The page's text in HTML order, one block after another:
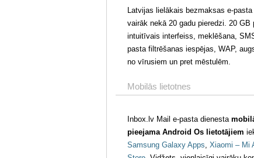
Latvijas lielākais bezmaksas e-
vairāk nekā 20 gadu pieredzi. 20 GB
intuitīvais interfeiss, meklēšana,
pasta filtrēšanas iespējas, WAP,
no vīrusiem un pret mēstulēm.
Mobilās lietotnes
Inbox.lv Mail e-pasta dienesta
pieejama Android Os lietotājiem
Samsung Galaxy Apps, Xiaomi – Mi